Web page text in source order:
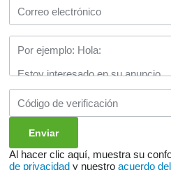
Al hacer clic aquí, muestra su
de privacidad y nuestro acuerdo